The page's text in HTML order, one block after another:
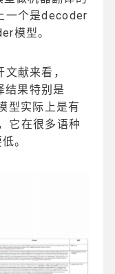
一个是decoder
模型。
献来看，
果特别是
型实际上是有
它在很多语种
。